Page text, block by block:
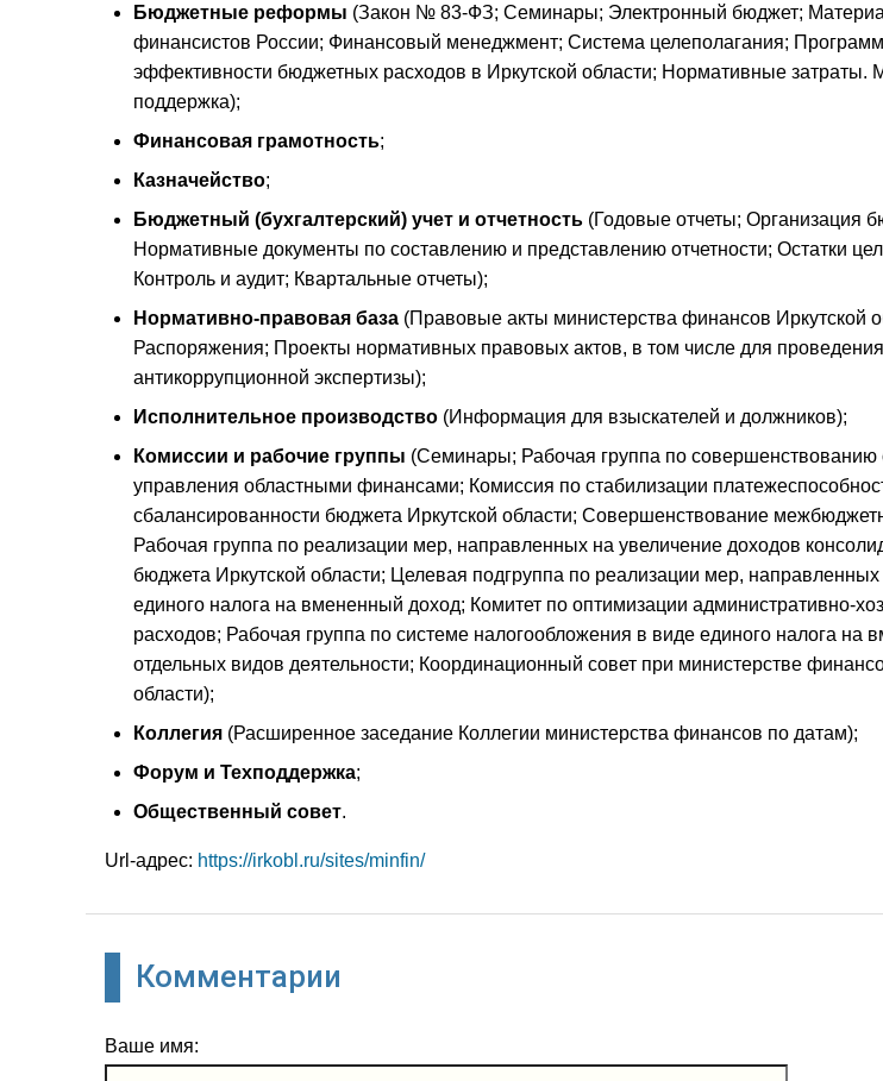
Бюджетные реформы (Закон № 83-ФЗ; Семинары; Электронный бюджет;
финансистов России; Финансовый менеджмент; Система целеполагания;
эффективности бюджетных расходов в Иркутской области; Нормативные затраты.
поддержка);
Финансовая грамотность;
Казначейство;
Бюджетный (бухгалтерский) учет и отчетность (Годовые отчеты; Организация
Нормативные документы по составлению и представлению отчетности; Остатки
Контроль и аудит; Квартальные отчеты);
Нормативно-правовая база (Правовые акты министерства финансов Иркутской
Распоряжения; Проекты нормативных правовых актов, в том числе для
антикоррупционной экспертизы);
Исполнительное производство (Информация для взыскателей и должников);
Комиссии и рабочие группы (Семинары; Рабочая группа по совершенствованию
управления областными финансами; Комиссия по стабилизации
сбалансированности бюджета Иркутской области; Совершенствование
Рабочая группа по реализации мер, направленных на увеличение доходов
бюджета Иркутской области; Целевая подгруппа по реализации мер,
единого налога на вмененный доход; Комитет по оптимизации административно-
расходов; Рабочая группа по системе налогообложения в виде единого налога на
отдельных видов деятельности; Координационный совет при министерстве
области);
Коллегия (Расширенное заседание Коллегии министерства финансов по датам);
Форум и Техподдержка;
Общественный совет.
Url-адрес: https://irkobl.ru/sites/minfin/
Комментарии
Ваше имя: